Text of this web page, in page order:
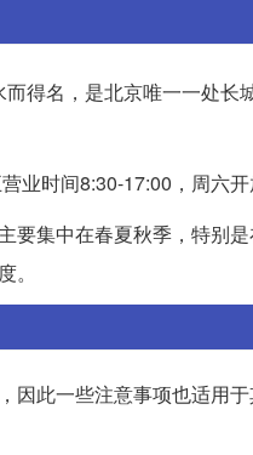
得名，是北京唯一一处
业时间8:30-17:00，周六开
要集中在春夏秋季，特别
因此一些注意事项也适用